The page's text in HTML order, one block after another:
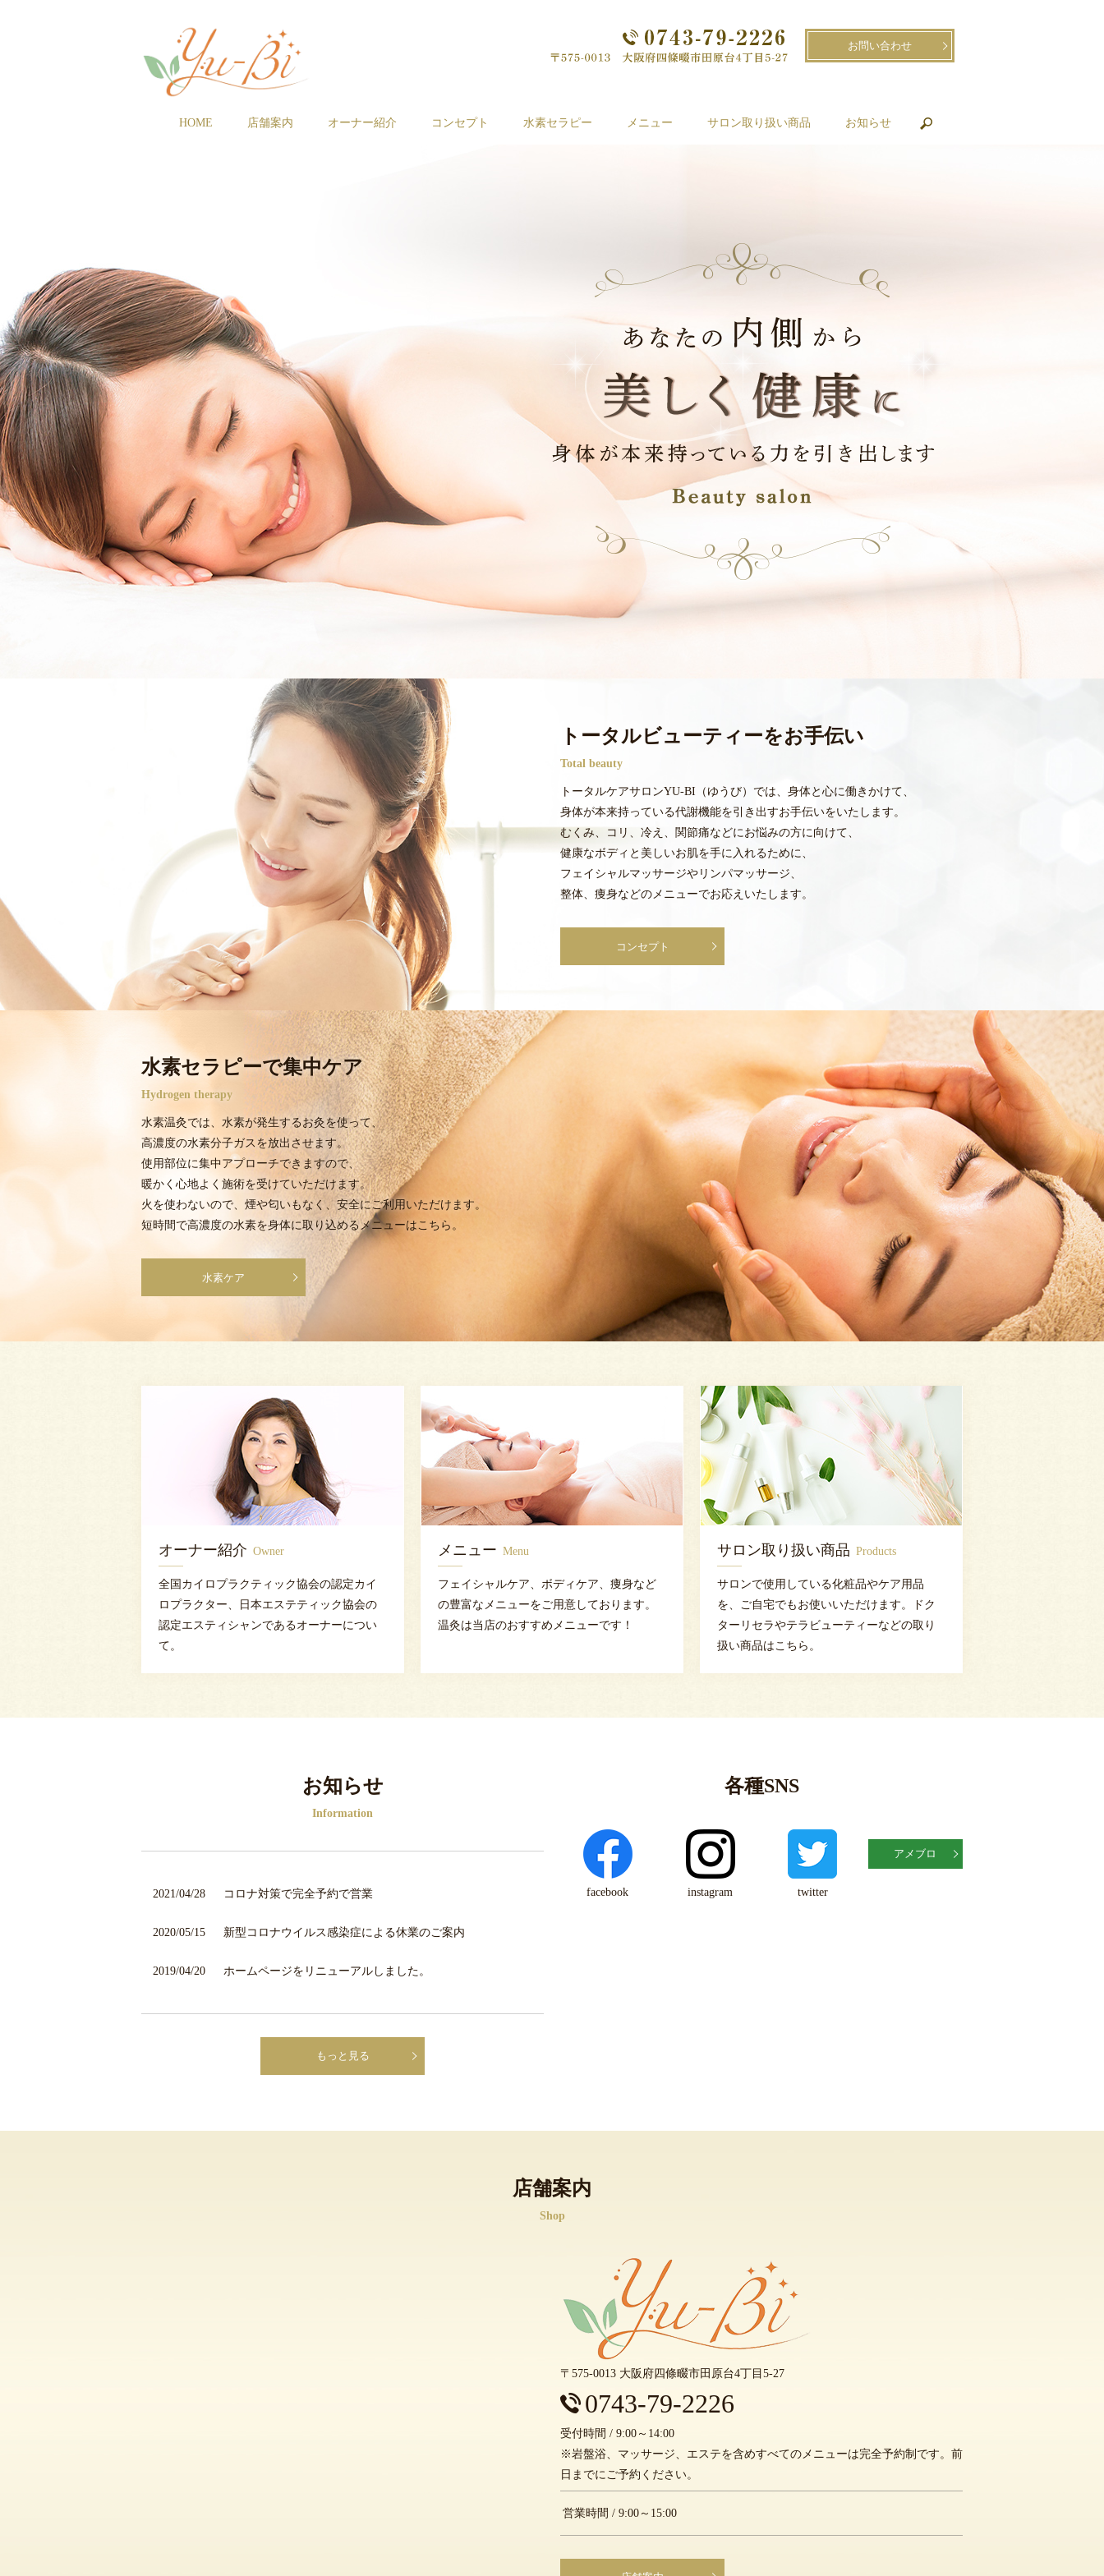
HOME 店舗案内 オーナー紹介 コンセプト 水素セラピー メニュー サロン取り扱い商品 お知らせ search
お問い合わせ
トータルビューティーをお手伝い
Total beauty
トータルケアサロンYU-BI（ゆうび）では、身体と心に働きかけて、
身体が本来持っている代謝機能を引き出すお手伝いをいたします。
むくみ、コリ、冷え、関節痛などにお悩みの方に向けて、
健康なボディと美しいお肌を手に入れるために、
フェイシャルマッサージやリンパマッサージ、
整体、痩身などのメニューでお応えいたします。
コンセプト
水素セラピーで集中ケア
Hydrogen therapy
水素温灸では、水素が発生するお灸を使って、
高濃度の水素分子ガスを放出させます。
使用部位に集中アプローチできますので、
暖かく心地よく施術を受けていただけます。
火を使わないので、煙や匂いもなく、安全にご利用いただけます。
短時間で高濃度の水素を身体に取り込めるメニューはこちら。
水素ケア
オーナー紹介 Owner
全国カイロプラクティック協会の認定カイ
ロプラクター、日本エステティック協会の
認定エスティシャンであるオーナーについ
て。
メニュー Menu
フェイシャルケア、ボディケア、痩身など
の豊富なメニューをご用意しております。
温灸は当店のおすすめメニューです！
サロン取り扱い商品 Products
サロンで使用している化粧品やケア用品
を、ご自宅でもお使いいただけます。ドク
ターリセラやテラビューティーなどの取り
扱い商品はこちら。
お知らせ
Information
2021/04/28 コロナ対策で完全予約で営業
2020/05/15 新型コロナウイルス感染症による休業のご案内
2019/04/20 ホームページをリニューアルしました。
もっと見る
各種SNS
facebook instagram twitter
アメブロ
店舗案内
Shop
〒575-0013 大阪府四條畷市田原台4丁目5-27
0743-79-2226
受付時間 / 9:00～14:00
※岩盤浴、マッサージ、エステを含めすべてのメニューは完全予約制です。前
日までにご予約ください。
営業時間 / 9:00～15:00